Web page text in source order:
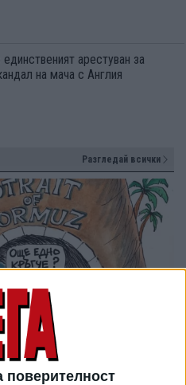
арестуван за
на мача с Англия
Разгледай всички